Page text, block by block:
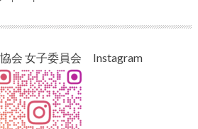
協会 女子委員会 Instagram